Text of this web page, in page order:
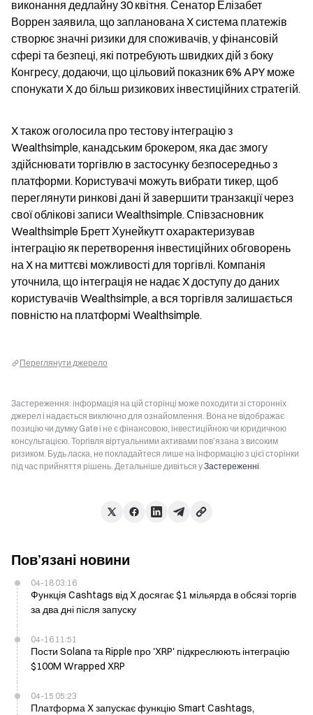
виконання дедлайну 30 квітня. Сенатор Елізабет
Воррен заявила, що запланована X система платежів
створює значні ризики для споживачів, у фінансовій
сфері та безпеці, які потребують швидких дій з боку
Конгресу, додаючи, що цільовий показник 6% APY може
спонукати X до більш ризикових інвестиційних стратегій.
X також оголосила про тестову інтеграцію з
Wealthsimple, канадським брокером, яка дає змогу
здійснювати торгівлю в застосунку безпосередньо з
платформи. Користувачі можуть вибрати тикер, щоб
переглянути ринкові дані й завершити транзакції через
свої облікові записи Wealthsimple. Співзасновник
Wealthsimple Бретт Хунейкутт охарактеризував
інтеграцію як перетворення інвестиційних обговорень
на X на миттєві можливості для торгівлі. Компанія
уточнила, що інтеграція не надає X доступу до даних
користувачів Wealthsimple, а вся торгівля залишається
повністю на платформі Wealthsimple.
Переглянути джерело
Застереження: інформація на цій сторінці може походити зі сторонніх
джерел і надається виключно для ознайомлення. Вона не відображає
позицію чи думку Gate і не є фінансовою, інвестиційною чи юридичною
консультацією. Торгівля віртуальними активами пов’язана з високим
ризиком. Будь ласка, не покладайтеся лише на інформацію з цієї сторінки
під час прийняття рішень. Детальніше дивіться уЗастереженні.
Пов’язані новини
04-18 03:16
Функція Cashtags від X досягає $1 мільярда в обсязі торгів
за два дні після запуску
04-16 11:51
Пости Solana та Ripple про 'XRP' підкреслюють інтеграцію
$100M Wrapped XRP
04-15 05:23
Платформа X запускає функцію Smart Cashtags,